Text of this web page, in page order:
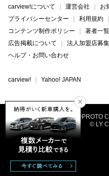
carview!について 運営会社 お
プライバシーセンター
利用規約
コンテンツ制作ポリシー
著者一覧
広告掲載について
法人加盟店募集
ヘルプ・お問い合わせ
carview! Yahoo! JAPAN
©PROTO
© LY